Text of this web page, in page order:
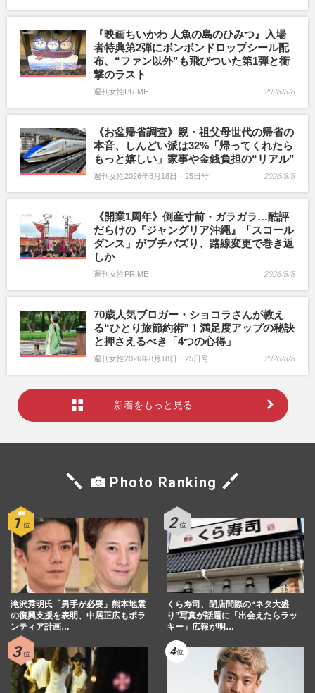
『映画ちいかわ 人魚の島のひみつ』入場
者特典第2弾にボンボンドロップシール配
布、“ファン以外”も飛びついた第1弾と衝
撃のラスト
週刊女性PRIME 2026/8/8
《お盆帰省調査》親・祖父母世代の帰省の
本音、しんどい派は32%「帰ってくれたら
もっと嬉しい」家事や金銭負担の“リアル”
週刊女性2026年8月18日・25日号 2026/8/8
《開業1周年》倒産寸前・ガラガラ…酷評
だらけの『ジャングリア沖縄』「スコール
ダンス」がプチバズり、路線変更で巻き返
しか
週刊女性PRIME 2026/8/8
70歳人気ブロガー・ショコラさんが教え
る“ひとり旅節約術”！満足度アップの秘訣
と押さえるべき「4つの心得」
週刊女性2026年8月18日・25日号 2026/8/8
新着をもっと見る
Photo Ranking
滝沢秀明氏「男手が必要」熊本地震
の復興支援を表明、中居正広もボラ
ンティア計画…
くら寿司、閉店間際の“ネタ大盛
り”写真が話題に「出会えたらラッ
キー」広報が明…